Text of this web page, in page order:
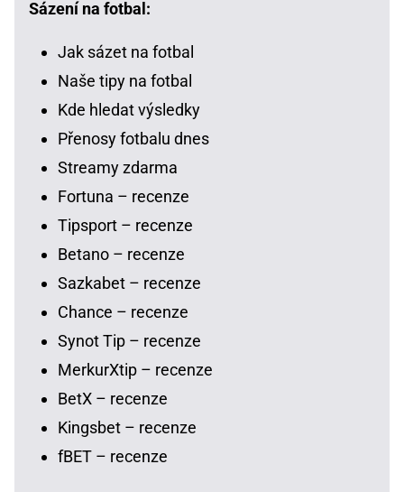
Sázení na fotbal:
Jak sázet na fotbal
Naše tipy na fotbal
Kde hledat výsledky
Přenosy fotbalu dnes
Streamy zdarma
Fortuna – recenze
Tipsport – recenze
Betano – recenze
Sazkabet – recenze
Chance – recenze
Synot Tip – recenze
MerkurXtip – recenze
BetX – recenze
Kingsbet – recenze
fBET – recenze